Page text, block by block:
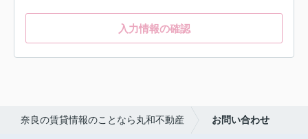
入力情報の確認
奈良の賃貸情報のことなら丸和不動産 お問い合わせ